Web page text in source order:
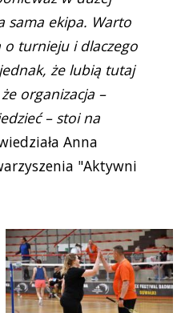
sama ekipa. Warto
o turnieju i dlaczego
że lubią tutaj
organizacja –
– stoi na
Anna
"Aktywni